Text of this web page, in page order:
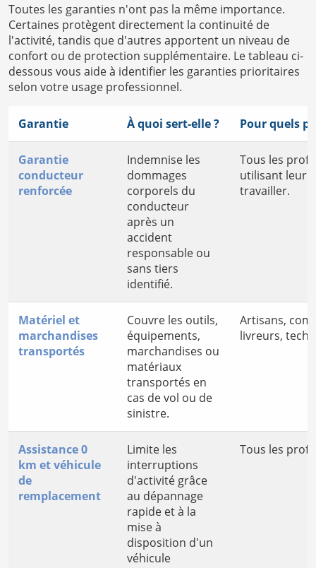
Toutes les garanties n'ont pas la même importance.
Certaines protègent directement la continuité de
l'activité, tandis que d'autres apportent un niveau de
confort ou de protection supplémentaire. Le tableau ci-
dessous vous aide à identifier les garanties prioritaires
selon votre usage professionnel.
Garantie À quoi sert-elle ? Pour quels
Garantie
conducteur
renforcée
Indemnise les
dommages
corporels du
conducteur
après un
accident
responsable ou
sans tiers
identifié.
Tous les
utilisant leur
travailler.
Matériel et
marchandises
transportés
Couvre les outils,
équipements,
marchandises ou
matériaux
transportés en
cas de vol ou de
sinistre.
Artisans,
livreurs,
Assistance 0
km et véhicule
de
remplacement
Limite les
interruptions
d'activité grâce
au dépannage
rapide et à la
mise à
disposition d'un
véhicule
Tous les